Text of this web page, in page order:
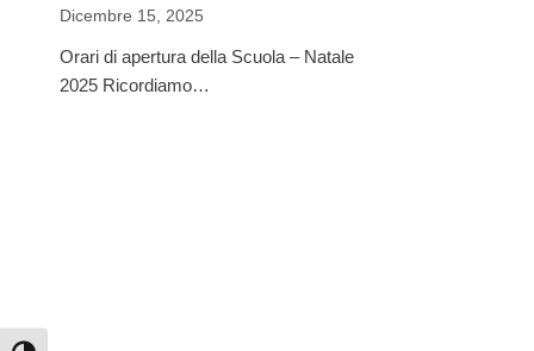
Dicembre 15, 2025
Orari di apertura della Scuola – Natale
2025 Ricordiamo…